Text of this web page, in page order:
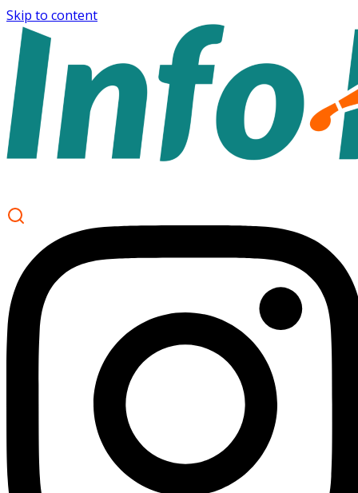
Skip to content